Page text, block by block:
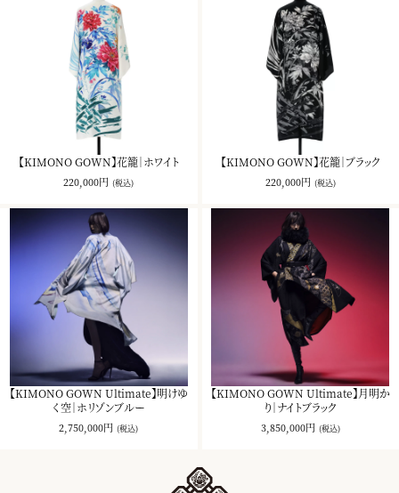
【KIMONO GOWN】花籠｜ホワイト
220,000円 (税込)
【KIMONO GOWN】花籠｜ブラック
220,000円 (税込)
【KIMONO GOWN Ultimate】明けゆ
く空｜ホリゾンブルー
2,750,000円 (税込)
【KIMONO GOWN Ultimate】月明か
り｜ナイトブラック
3,850,000円 (税込)